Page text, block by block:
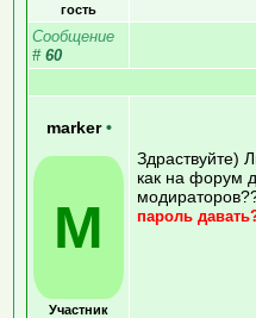
гость
Сообщение
# 60
marker •
M
Участник
Здраствуйте)
как на форум
пароль